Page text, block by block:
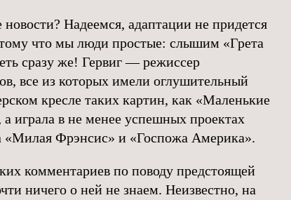
новости? Надеемся, адаптации не придется
что мы люди простые: слышим «Грета
сразу же! Гервиг — режиссер
все из которых имели оглушительный
кресле таких картин, как «Маленькие
играла в не менее успешных проектах
«Милая Фрэнсис» и «Госпожа Америка».
комментариев по поводу предстоящей
ничего о ней не знаем. Неизвестно, на